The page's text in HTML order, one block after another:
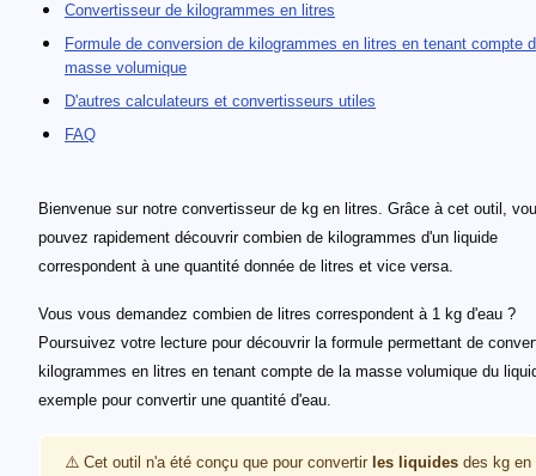
Convertisseur de kilogrammes en litres
Formule de conversion de kilogrammes en litres en tenant compte
masse volumique
D'autres calculateurs et convertisseurs utiles
FAQ
Bienvenue sur notre convertisseur de kg en litres. Grâce à cet outil,
pouvez rapidement découvrir combien de kilogrammes d'un liquide
correspondent à une quantité donnée de litres et vice versa.
Vous vous demandez combien de litres correspondent à 1 kg d'eau ?
Poursuivez votre lecture pour découvrir la formule permettant de
kilogrammes en litres en tenant compte de la masse volumique du
exemple pour convertir une quantité d'eau.
⚠️ Cet outil n'a été conçu que pour convertir les liquides des kg en